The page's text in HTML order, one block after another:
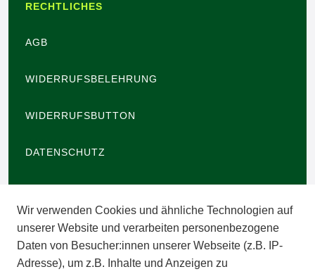
RECHTLICHES
AGB
WIDERRUFSBELEHRUNG
WIDERRUFSBUTTON
DATENSCHUTZ
IMPRESSUM
INFORMATIONEN
Wir verwenden Cookies und ähnliche Technologien auf
unserer Website und verarbeiten personenbezogene
Daten von Besucher:innen unserer Webseite (z.B. IP-
Adresse), um z.B. Inhalte und Anzeigen zu